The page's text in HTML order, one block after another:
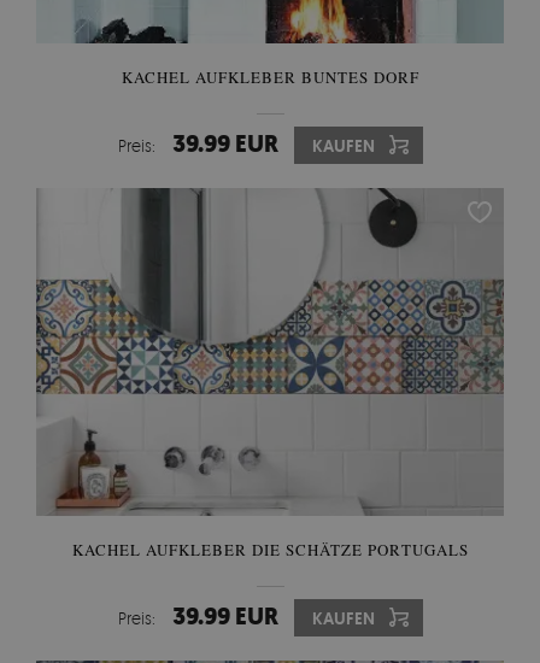
KACHEL AUFKLEBER BUNTES DORF
Preis: 39.99 EUR KAUFEN
KACHEL AUFKLEBER DIE SCHÄTZE PORTUGALS
Preis: 39.99 EUR KAUFEN